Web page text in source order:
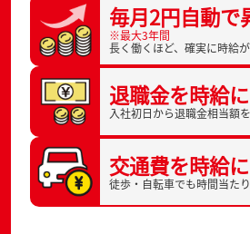
毎月2円自動で
※最大3年間
長く働くほど、 確実に時給
退職金を時給
入社初日から退職金相当額
交通費を時給
徒歩・自転車でも時間当た